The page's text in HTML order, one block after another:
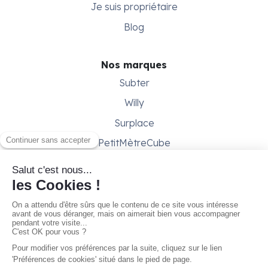
Je suis propriétaire
Blog
Nos marques
Subter
Willy
Surplace
PetitMètreCube
Besoin d'aide ?
Conditions générales
Gestion des cookies